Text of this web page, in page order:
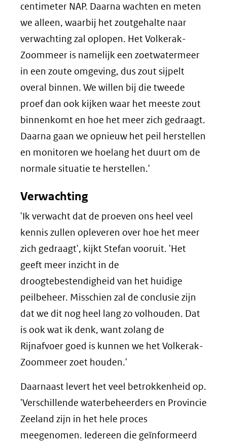
centimeter NAP. Daarna wachten en meten
we alleen, waarbij het zoutgehalte naar
verwachting zal oplopen. Het Volkerak-
Zoommeer is namelijk een zoetwatermeer
in een zoute omgeving, dus zout sijpelt
overal binnen. We willen bij die tweede
proef dan ook kijken waar het meeste zout
binnenkomt en hoe het meer zich gedraagt.
Daarna gaan we opnieuw het peil herstellen
en monitoren we hoelang het duurt om de
normale situatie te herstellen.'
Verwachting
'Ik verwacht dat de proeven ons heel veel
kennis zullen opleveren over hoe het meer
zich gedraagt', kijkt Stefan vooruit. 'Het
geeft meer inzicht in de
droogtebestendigheid van het huidige
peilbeheer. Misschien zal de conclusie zijn
dat we dit nog heel lang zo volhouden. Dat
is ook wat ik denk, want zolang de
Rijnafvoer goed is kunnen we het Volkerak-
Zoommeer zoet houden.'
Daarnaast levert het veel betrokkenheid op.
'Verschillende waterbeheerders en Provincie
Zeeland zijn in het hele proces
meegenomen. Iedereen die geïnformeerd